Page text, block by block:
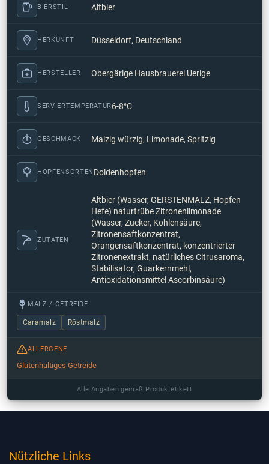
BIERSTIL Altbier
HERKUNFT Düsseldorf, Deutschland
HERSTELLER Obergärige Hausbrauerei Uerige
SERVIERTEMPERATUR6-8°C
GESCHMACK Malzig würzig, Limonade, Spritzig
HOPFENSORTEN Doldenhopfen
ZUTATEN
Altbier (Wasser, GERSTENMALZ, Hopfen
Hefe) naturtrübe Zitronenlimonade
(Wasser, Zucker, Kohlensäure,
Zitronensaftkonzentrat,
Orangensaftkonzentrat, konzentrierter
Zitronenextrakt, natürliches Citrusaroma,
Stabilisator, Guarkernmehl,
Antioxidationsmittel Ascorbinsäure)
MALZ / GETREIDE
Caramalz Röstmalz
ALLERGENE
Glutenhaltiges Getreide
Alle Angaben gemäß Produktetikett
Nützliche Links